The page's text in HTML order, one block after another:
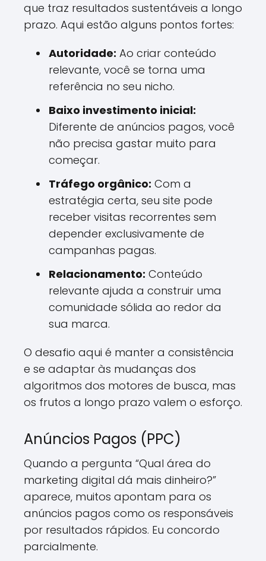
que traz resultados sustentáveis a longo
prazo. Aqui estão alguns pontos fortes:
Autoridade: Ao criar conteúdo
relevante, você se torna uma
referência no seu nicho.
Baixo investimento inicial:
Diferente de anúncios pagos, você
não precisa gastar muito para
começar.
Tráfego orgânico: Com a
estratégia certa, seu site pode
receber visitas recorrentes sem
depender exclusivamente de
campanhas pagas.
Relacionamento: Conteúdo
relevante ajuda a construir uma
comunidade sólida ao redor da
sua marca.
O desafio aqui é manter a consistência
e se adaptar às mudanças dos
algoritmos dos motores de busca, mas
os frutos a longo prazo valem o esforço.
Anúncios Pagos (PPC)
Quando a pergunta “Qual área do
marketing digital dá mais dinheiro?”
aparece, muitos apontam para os
anúncios pagos como os responsáveis
por resultados rápidos. Eu concordo
parcialmente.